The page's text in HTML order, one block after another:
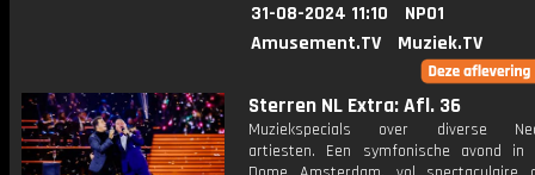
31-08-2024 11:10
NPO1
Amusement.TV
Muziek.TV
Sterren NL Extra: Afl. 36
Muziekspecials over diverse
artiesten. Een symfonische avond in